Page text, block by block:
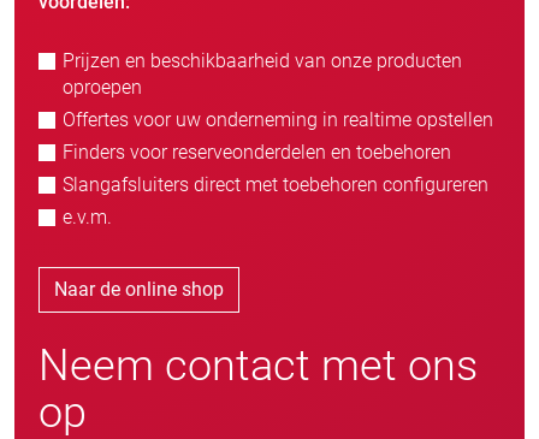
Prijzen en beschikbaarheid van onze producten
oproepen
Offertes voor uw onderneming in realtime opstellen
Finders voor reserveonderdelen en toebehoren
Slangafsluiters direct met toebehoren configureren
e.v.m.
Naar de online shop
Neem contact met ons
op